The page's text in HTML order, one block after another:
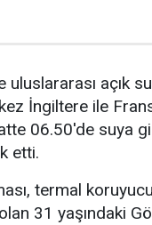
açık su
İngiltere ile
06.50'de suya
etti.
termal
31 yaşındaki